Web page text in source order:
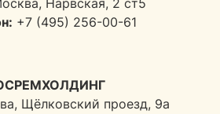
Нарвская, 2 ст5
+7 (495) 256-00-61
Щёлковский проезд, 9а